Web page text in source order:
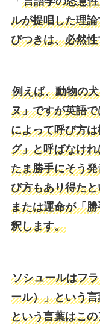
ルが提唱した理
びつきは、必然
例えば、動物の
ヌ」ですが英語
によって呼び方
グ」と呼ばなけ
たま勝手にそう
び方もあり得た
または運命が「
釈します。
ソシュールはフ
ール）」という
という言葉はこ